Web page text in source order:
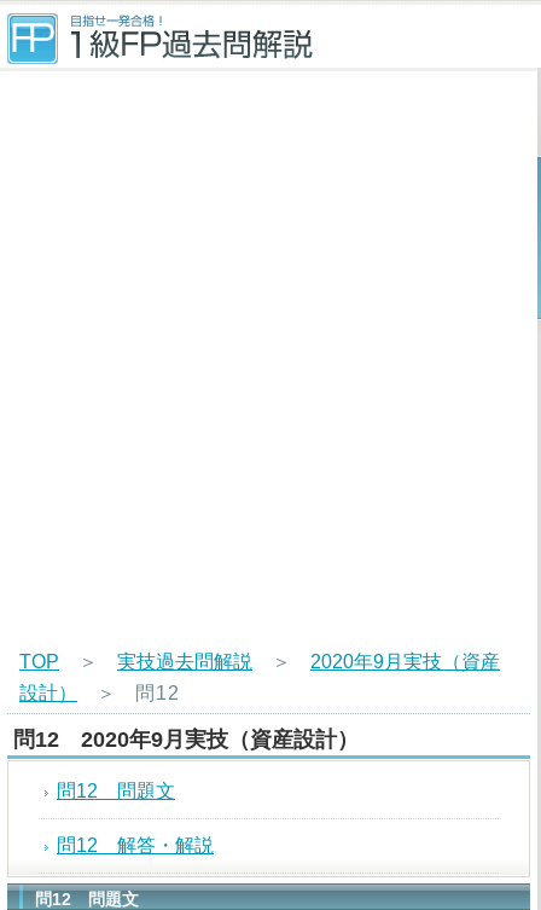
TOP ＞ 実技過去問解説 ＞ 2020年9月実技（資産
設計）
＞ 問12
問12 2020年9月実技（資産設計）
問12 問題文
問12 解答・解説
問12 問題文